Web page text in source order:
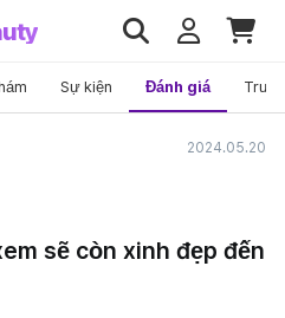
Sự kiện Đánh giá
2024.05.20
sẽ còn xinh đẹp đến